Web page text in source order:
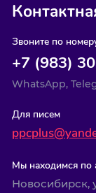
Звоните по
+7 (983)
WhatsApp,
Для писем
Мы находимся по
Новосибирск,